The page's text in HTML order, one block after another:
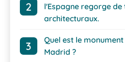
l'Espagne regorge de
architecturaux.
Quel est le
Madrid ?